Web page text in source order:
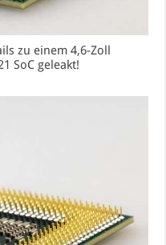
zu einem 4,6-Zoll
SoC geleakt!